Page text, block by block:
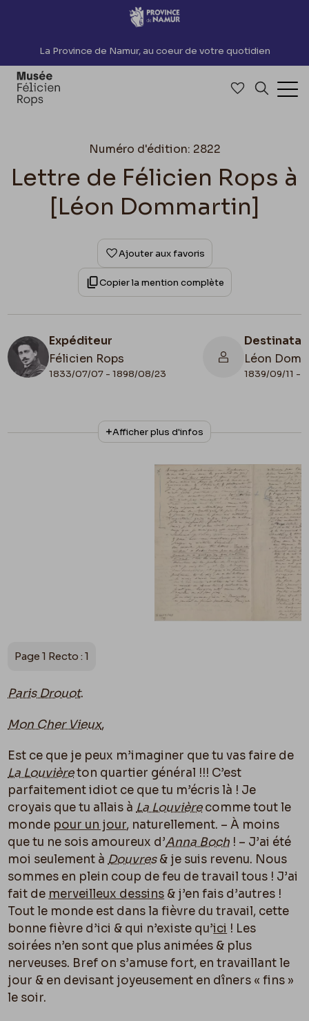
Accèder directement au contenu
La Province de Namur, au coeur de votre quotidien
Accéder à
Numéro d'édition: 2822
Lettre de Félicien Rops à
[Léon Dommartin]
Ajouter aux favoris
Copier la mention complète
Expéditeur
Félicien Rops
1833/07/07 - 1898/08/23
Léon
1839/09/11 -
N° d'inventaire
II/6655/469/9
Collationnage
Autographe
Belgique, Bruxelles, Bibliothèque royale de
Belgique, Cabinet des Manuscrits
Afficher plus d'infos
Page 1 Recto : 1
Paris Drouot.
Mon Cher Vieux,
Est ce que je peux m’imaginer que tu vas faire de
La Louvièreton quartier général !!! C’est
parfaitement idiot ce que tu m’écris là ! Je
croyais que tu allais àLa Louvièrecomme tout le
monde pour un jour, naturellement. – À moins
que tu ne sois amoureux d’Anna Boch ! – J’ai été
moi seulement àDouvres& je suis revenu. Nous
sommes en plein coup de feu de travail tous ! J’ai
fait de merveilleux dessins & j’en fais d’autres !
Tout le monde est dans la fièvre du travail, cette
bonne fièvre d’ici & qui n’existe qu’ici ! Les
soirées n’en sont que plus animées & plus
nerveuses. Bref on s’amuse fort, en travaillant le
jour & en devisant joyeusement en dîners « fins »
le soir.